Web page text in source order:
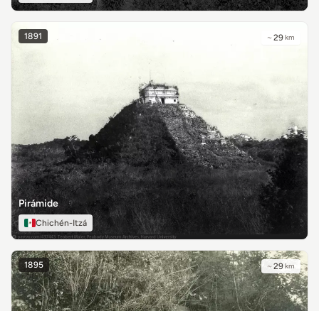
1891 ~ 29km
Pirámide
Chichén-Itzá
1895 ~29km